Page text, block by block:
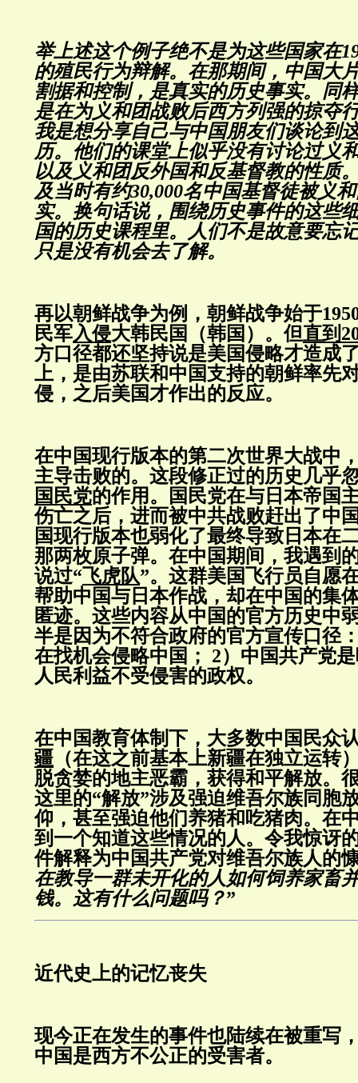
举上述这个例子绝不是为这些国家在
的殖民行为辩解。在那期间，中国大
割据和控制，是真实的历史事实。同
是在为义和团战败后西方列强的掠夺
我是想分享自己与中国朋友们谈论到
历。他们的课堂上似乎没有讨论过义
以及义和团反外国和反基督教的性质
及当时有约30,000名中国基督徒被义
实。换句话说，围绕历史事件的这些
国的历史课程里。人们不是故意要忘
只是没有机会去了解。
再以朝鲜战争为例，朝鲜战争始于
民军入侵大韩民国（韩国）。但直到
方口径都还坚持说是美国侵略才造成
上，是由苏联和中国支持的朝鲜率先
侵，之后美国才作出的反应。
在中国现行版本的第二次世界大战中
主导击败的。这段修正过的历史几乎
国民党的作用。国民党在与日本帝国
伤亡之后，进而被中共战败赶出了中
国现行版本也弱化了最终导致日本在
那两枚原子弹。在中国期间，我遇到
说过“飞虎队”。这群美国飞行员自愿
帮助中国与日本作战，却在中国的集
匿迹。这些内容从中国的官方历史中
半是因为不符合政府的官方宣传口径
在找机会侵略中国； 2）中国共产党
人民利益不受侵害的政权。
在中国教育体制下，大多数中国民众
疆 （在这之前基本上新疆在独立运转
脱贪婪的地主恶霸，获得和平解放。
这里的“解放”涉及强迫维吾尔族同胞
仰，甚至强迫他们养猪和吃猪肉。在
到一个知道这些情况的人。令我惊讶
件解释为中国共产党对维吾尔族人的
在教导一群未开化的人如何饲养家畜
钱。这有什么问题吗？”
近代史上的记忆丧失
现今正在发生的事件也陆续在被重写
中国是西方不公正的受害者。